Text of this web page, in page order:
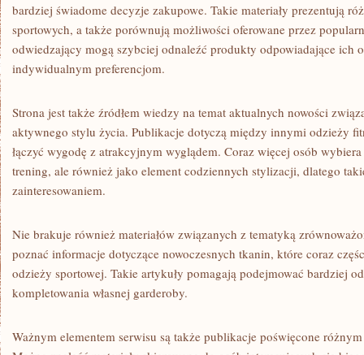
bardziej świadome decyzje zakupowe. Takie materiały prezentują
sportowych, a także porównują możliwości oferowane przez
odwiedzający mogą szybciej odnaleźć produkty odpowiadające ich
indywidualnym preferencjom.
Strona jest także źródłem wiedzy na temat aktualnych nowości
aktywnego stylu życia. Publikacje dotyczą między innymi odzieży
łączyć wygodę z atrakcyjnym wyglądem. Coraz więcej osób
trening, ale również jako element codziennych stylizacji, dlatego
zainteresowaniem.
Nie brakuje również materiałów związanych z tematyką
poznać informacje dotyczące nowoczesnych tkanin, które coraz
odzieży sportowej. Takie artykuły pomagają podejmować bardziej
kompletowania własnej garderoby.
Ważnym elementem serwisu są także publikacje poświęcone